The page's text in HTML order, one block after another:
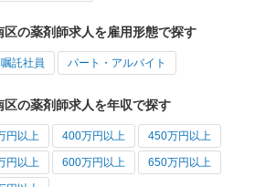
区の薬剤師求人を雇用形態で探す
託社員 パート・アルバイト
区の薬剤師求人を年収で探す
円以上 400万円以上 450万円以上
円以上 600万円以上 650万円以上